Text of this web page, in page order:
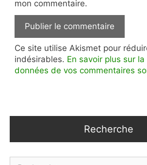
mon commentaire.
Ce site utilise Akismet pour
indésirables. En savoir plus sur
données de vos commentaires
Recherche